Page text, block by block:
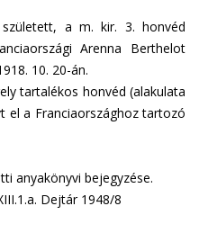
a m. kir. 3. honvéd
Arenna Berthelot
10. 20-án.
tartalékos honvéd (alakulata
el a Franciaországhoz tartozó
anyakönyvi bejegyzése.
Dejtár 1948/8